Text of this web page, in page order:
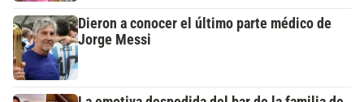
Dieron a conocer el último parte médico de
Jorge Messi